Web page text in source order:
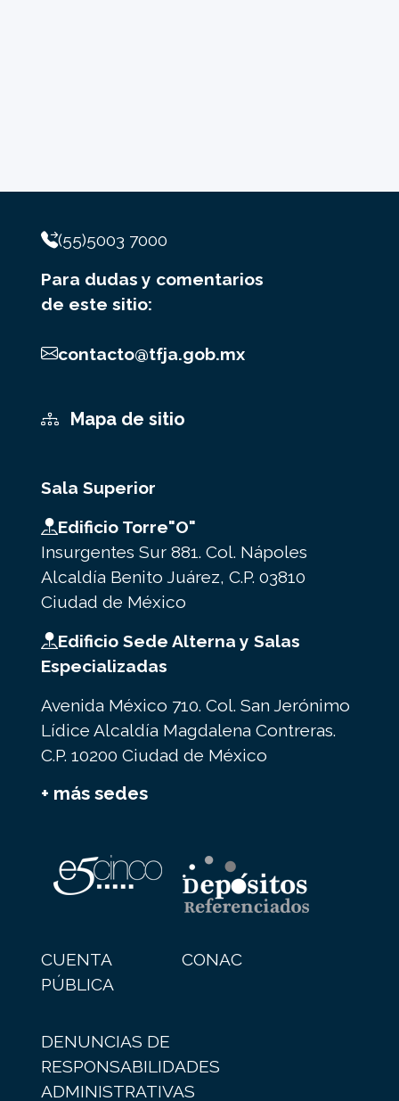
(55)5003 7000
Para dudas y comentarios
de este sitio:
contacto@tfja.gob.mx
Mapa de sitio
Sala Superior
Edificio Torre"O"
Insurgentes Sur 881. Col. Nápoles
Alcaldía Benito Juárez, C.P. 03810
Ciudad de México
Edificio Sede Alterna y Salas
Especializadas
Avenida México 710. Col. San Jerónimo
Lídice Alcaldía Magdalena Contreras.
C.P. 10200 Ciudad de México
+ más sedes
CUENTA
PÚBLICA
CONAC
DENUNCIAS DE
RESPONSABILIDADES
ADMINISTRATIVAS